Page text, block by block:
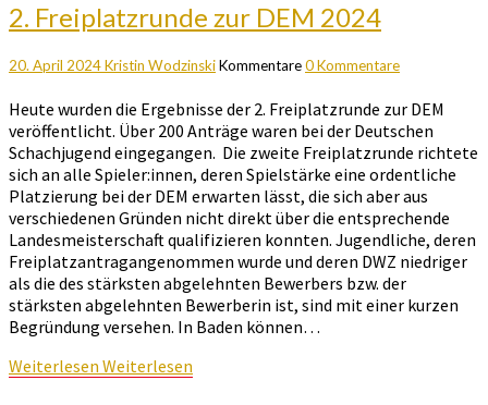
2. Freiplatzrunde zur DEM 2024
20. April 2024Kristin WodzinskiKommentare0 Kommentare
Heute wurden die Ergebnisse der 2. Freiplatzrunde zur DEM
veröffentlicht. Über 200 Anträge waren bei der Deutschen
Schachjugend eingegangen. Die zweite Freiplatzrunde richtete
sich an alle Spieler:innen, deren Spielstärke eine ordentliche
Platzierung bei der DEM erwarten lässt, die sich aber aus
verschiedenen Gründen nicht direkt über die entsprechende
Landesmeisterschaft qualifizieren konnten. Jugendliche, deren
Freiplatzantragangenommen wurde und deren DWZ niedriger
als die des stärksten abgelehnten Bewerbers bzw. der
stärksten abgelehnten Bewerberin ist, sind mit einer kurzen
Begründung versehen. In Baden können…
Weiterlesen Weiterlesen